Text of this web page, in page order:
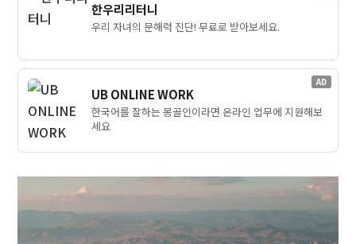
한우리리터니
우리 자녀의 문해력 진단! 무료로 받아보세요.
AD
UB ONLINE WORK
한국어를 잘하는 몽골인이라면 온라인 업무에 지원해보
세요